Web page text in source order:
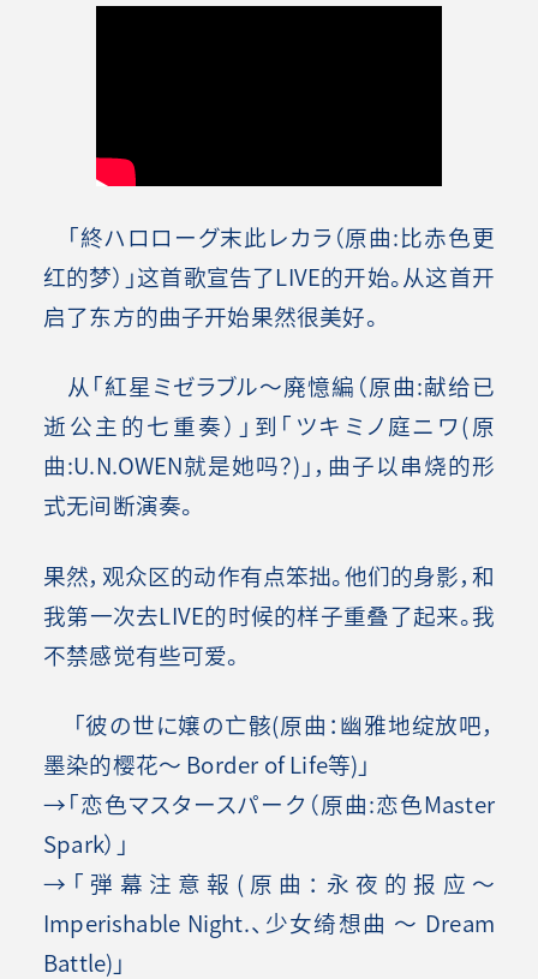
「終ハロローグ末此レカラ（原曲:比赤色更
红的梦）」这首歌宣告了LIVE的开始。从这首开
启了东方的曲子开始果然很美好。
从「紅星ミゼラブル～廃憶編（原曲:献给已
逝公主的七重奏）」到「ツキミノ庭ニワ(原
曲:U.N.OWEN就是她吗？)」，曲子以串烧的形
式无间断演奏。
果然，观众区的动作有点笨拙。他们的身影，和
我第一次去LIVE的时候的样子重叠了起来。我
不禁感觉有些可爱。
「彼の世に嬢の亡骸(原曲：幽雅地绽放吧，
墨染的樱花～ Border of Life等)」
→「恋色マスタースパーク（原曲:恋色Master
Spark）」
→「弾幕注意報(原曲：永夜的报应～
Imperishable Night.、少女绮想曲 ～ Dream
Battle)」